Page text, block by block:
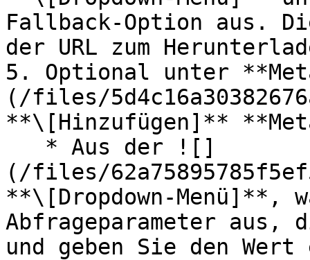
Fallback-Option aus.
der URL zum
5. Optional unter
(/files/
**\[Hinzufügen]**
(/files/
**\[Dropdown-Menü]**,
Abfrageparameter aus,
und geben Sie den